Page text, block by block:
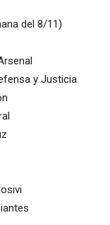
del 8/11)
y Justicia